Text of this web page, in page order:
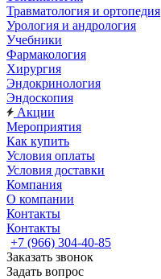
Травматология и ортопедия
Урология и андрология
Учебники
Фармакология
Хирургия
Эндокринология
Эндоскопия
Акции
Мероприятия
Как купить
Условия оплаты
Условия доставки
Компания
О компании
Контакты
Контакты
+7 (966) 304-40-85
Заказать звонок
Задать вопрос